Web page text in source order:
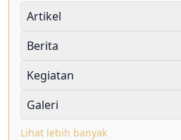
Artikel
Berita
Kegiatan
Galeri
Lihat lebih banyak